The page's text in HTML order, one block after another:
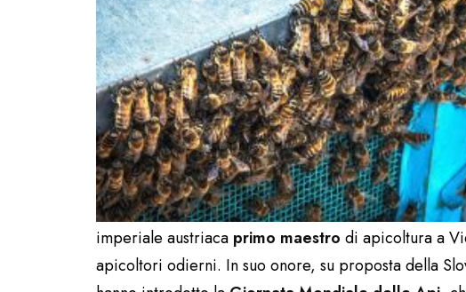
imperiale austriaca primo maestro di apicoltura a
apicoltori odierni. In suo onore, su proposta della